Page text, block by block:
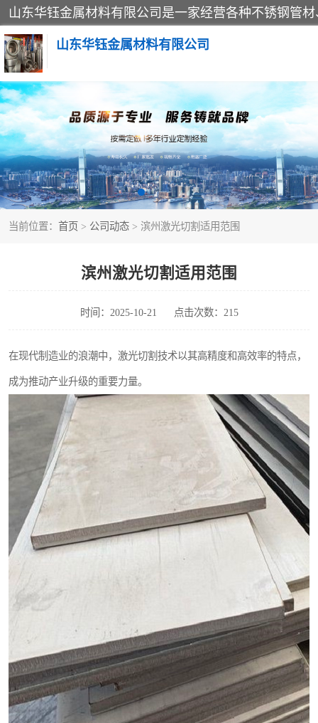
山东华钰金属材料有限公司
当前位置： 首页 > 公司动态 > 滨州激光切割适用范围
滨州激光切割适用范围
时间：2025-10-21 点击次数：215
在现代制造业的浪潮中，激光切割技术以其高精度和高效率的特点，
成为推动产业升级的重要力量。
不锈钢管
管件标准件
不锈钢人孔
不锈钢角钢